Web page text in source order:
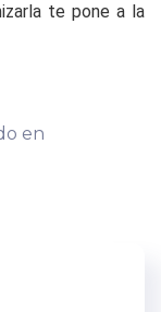
te pone a la
en